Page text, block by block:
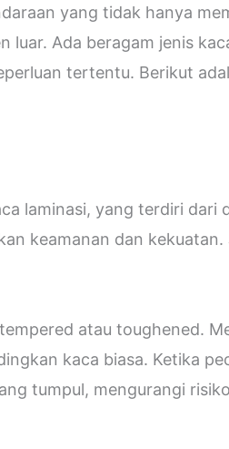
yang tidak hanya
luar. Ada beragam jenis
tertentu. Berikut
laminasi, yang terdiri dari
keamanan dan
atau toughened.
kaca biasa. Ketika
tumpul, mengurangi